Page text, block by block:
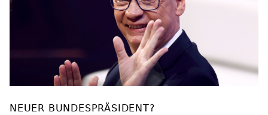
NEUER BUNDESPRÄSIDENT?